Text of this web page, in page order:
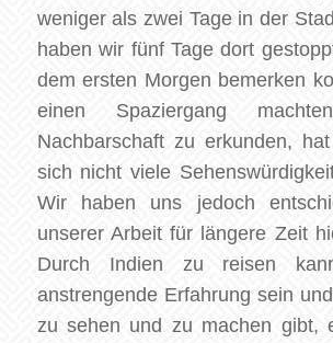
weniger als zwei Tage in der
haben wir fünf Tage dort
dem ersten Morgen bemerken
einen Spaziergang
Nachbarschaft zu erkunden,
sich nicht viele
Wir haben uns jedoch
unserer Arbeit für längere Zeit
Durch Indien zu reisen
anstrengende Erfahrung sein
zu sehen und zu machen gibt,